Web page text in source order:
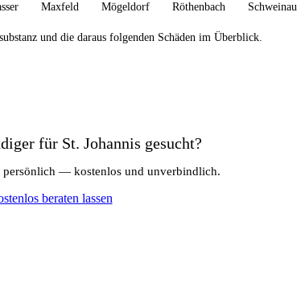
Maxfeld Mögeldorf Röthenbach Schweinau
und die daraus folgenden Schäden im Überblick.
für St. Johannis gesucht?
persönlich — kostenlos und unverbindlich.
beraten lassen